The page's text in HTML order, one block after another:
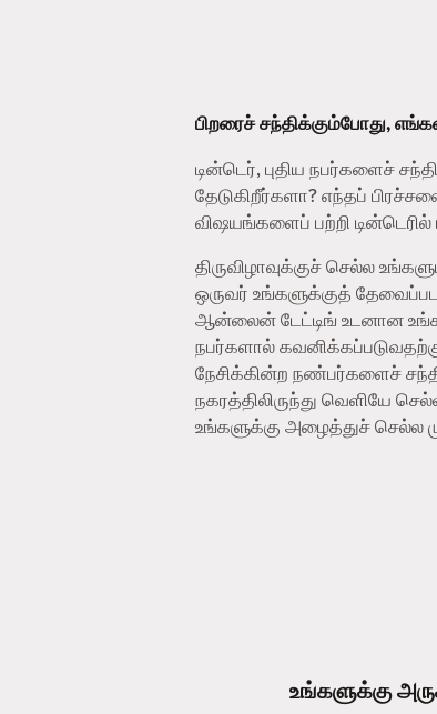
பிறரைச் சந்திக்கும்போது,
டின்டெர், புதிய நபர்களைச்
தேடுகிறீர்களா? எந்தப்
விஷயங்களைப் பற்றி
திருவிழாவுக்குச் செல்ல
ஒருவர் உங்களுக்குத்
ஆன்லைன் டேட்டிங் உடனான
நபர்களால்
நேசிக்கின்ற நண்பர்களைச்
நகரத்திலிருந்து வெளியே
உங்களுக்கு அழைத்துச் செல்ல
உங்களுக்கு